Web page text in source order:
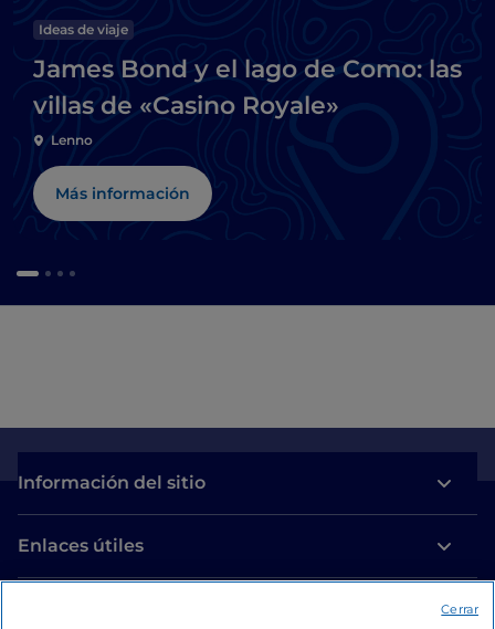
Ideas de viaje
James Bond y el lago de Como: las
villas de «Casino Royale»
Lenno
Más información
Información del sitio
Enlaces útiles
Cerrar